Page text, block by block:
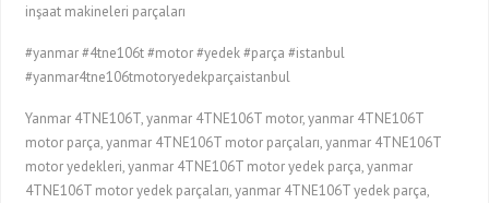
inşaat makineleri parçaları
#yanmar #4tne106t #motor #yedek #parça #istanbul
#yanmar4tne106tmotoryedekparçaistanbul
Yanmar 4TNE106T, yanmar 4TNE106T motor, yanmar 4TNE106T
motor parça, yanmar 4TNE106T motor parçaları, yanmar 4TNE106T
motor yedekleri, yanmar 4TNE106T motor yedek parça, yanmar
4TNE106T motor yedek parçaları, yanmar 4TNE106T yedek parça,